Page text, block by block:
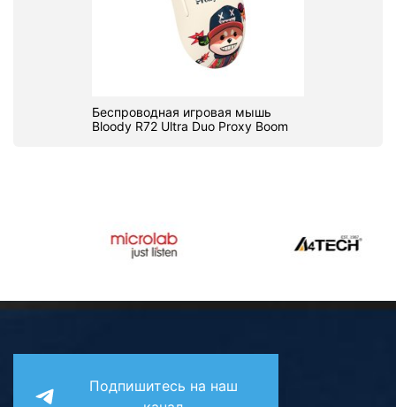
Беспроводная игровая мышь
Bloody R72 Ultra Duo Proxy Boom
Подпишитесь на наш